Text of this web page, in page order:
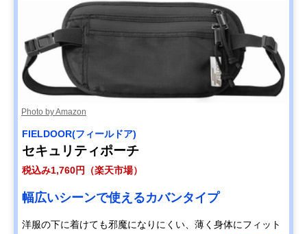
Photo by Amazon
FIELDOOR(フィールドア)
セキュリティポーチ
税込み1,760円（楽天市場）
幅広いシーンで使えるカバンタイプ
洋服の下に着けても邪魔になりにくい、薄く身体にフィット